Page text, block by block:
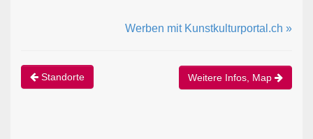
Werben mit Kunstkulturportal.ch »
Standorte Weitere Infos, Map